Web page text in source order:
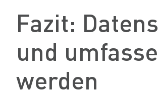
Fazit:
und
werden